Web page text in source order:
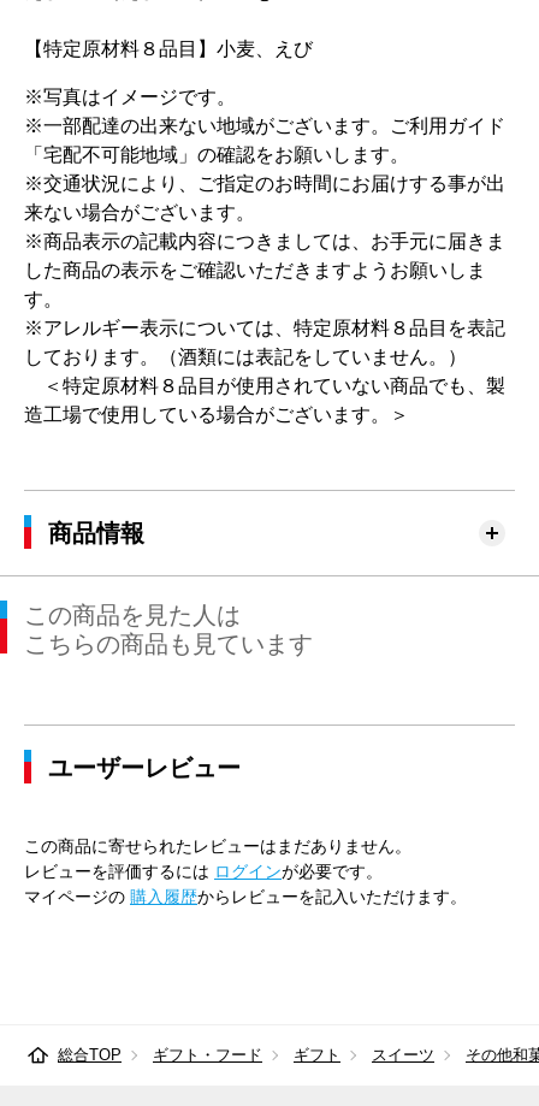
【特定原材料８品目】小麦、えび
※写真はイメージです。
※一部配達の出来ない地域がございます。ご利用ガイド
「宅配不可能地域」の確認をお願いします。
※交通状況により、ご指定のお時間にお届けする事が出
来ない場合がございます。
※商品表示の記載内容につきましては、お手元に届きま
した商品の表示をご確認いただきますようお願いしま
す。
※アレルギー表示については、特定原材料８品目を表記
しております。（酒類には表記をしていません。）
＜特定原材料８品目が使用されていない商品でも、製
造工場で使用している場合がございます。＞
商品情報
この商品を見た人は
こちらの商品も見ています
ユーザーレビュー
この商品に寄せられたレビューはまだありません。
レビューを評価するには ログインが必要です。
マイページの 購入履歴からレビューを記入いただけます。
総合TOP ギフト・フード ギフト スイーツ その他和